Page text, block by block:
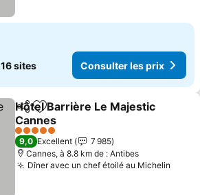
16 sites Consulter les prix
PartagerAjouter à mes favoris
Hôtel Barrière Le Majestic
Cannes
Consulter les prix
5 Étoiles
9,0 Excellent
7 985
Cannes, à 8.8 km de : Antibes
Dîner avec un chef étoilé au Michelin